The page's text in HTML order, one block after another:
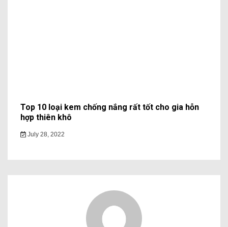
Top 10 loại kem chống nắng rất tốt cho gia hỗn
hợp thiên khô
July 28, 2022